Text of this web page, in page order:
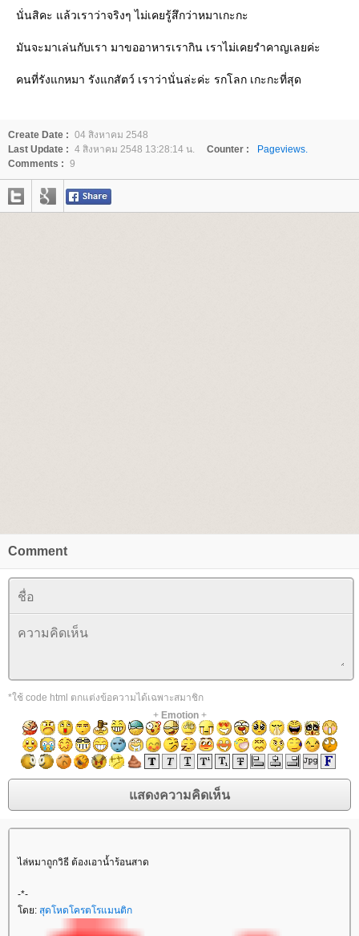
นั่นสิคะ แล้วเราว่าจริงๆ ไม่เคยรู้สึกว่าหมาเกะกะ
มันจะมาเล่นกับเรา มาขออาหารเรากิน เราไม่เคยรำคาญเลยค่ะ
คนที่รังแกหมา รังแกสัตว์ เราว่านั่นล่ะค่ะ รกโลก เกะกะที่สุด
Create Date : 04 สิงหาคม 2548
Last Update : 4 สิงหาคม 2548 13:28:14 น. Counter :
Pageviews.
Comments : 9
Comment
*ใช้ code html ตกแต่งข้อความได้เฉพาะสมาชิก
+ Emotion+
ไล่หมาถูกวิธี ต้องเอาน้ำร้อนสาด
-*-
ดย: สุดโหดโครตโรแมนติก